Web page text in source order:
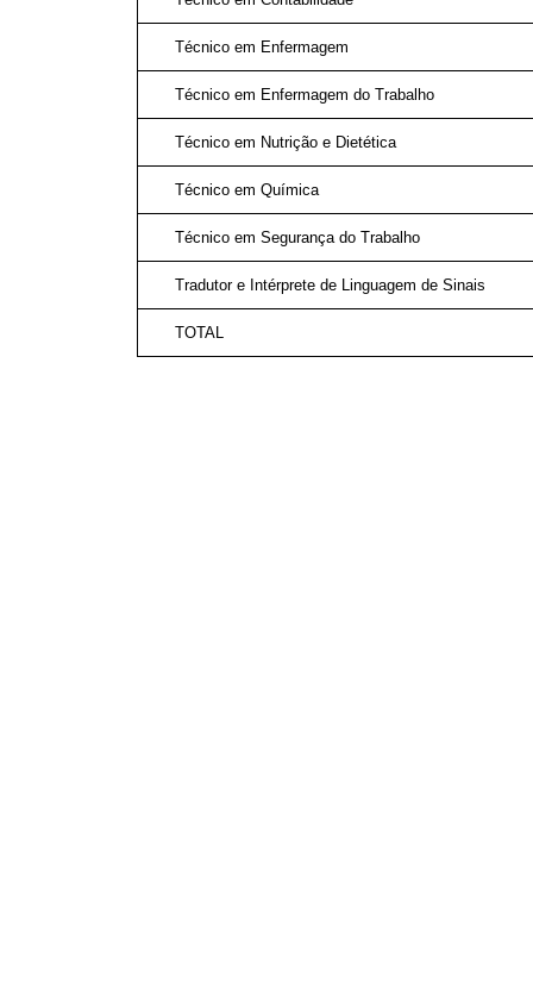
Técnico em Enfermagem
Técnico em Enfermagem do Trabalho
Técnico em Nutrição e Dietética
Técnico em Química
Técnico em Segurança do Trabalho
Tradutor e Intérprete de Linguagem de Sinais
TOTAL